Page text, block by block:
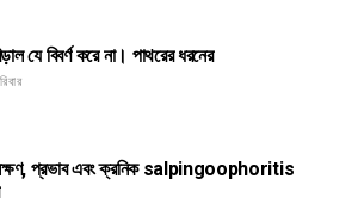
যে বিবর্ণ করে না। পাথরের ধরনের
প্রভাব এবং ক্রনিক salpingoophoritis